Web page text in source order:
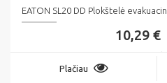
EATON SL20 DD Plokštelė
10,29 €
Plačiau